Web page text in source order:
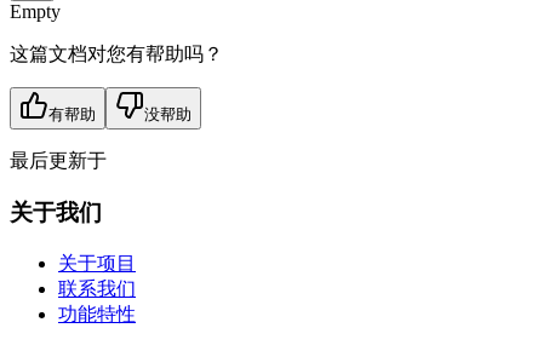
Empty
这篇文档对您有帮助吗？
有帮助 没帮助
最后更新于
关于我们
关于项目
联系我们
功能特性